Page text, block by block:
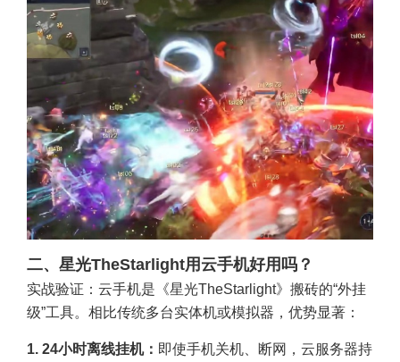
二、星光TheStarlight用云手机好用吗？
实战验证：云手机是《星光TheStarlight》搬砖的“外挂
级”工具。相比传统多台实体机或模拟器，优势显著：
1. 24小时离线挂机： 即使手机关机、断网，云服务器持